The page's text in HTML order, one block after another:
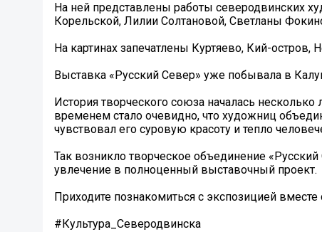
На ней представлены работы северодвинских
Корельской, Лилии Солтановой, Светланы
На картинах запечатлены Куртяево, Кий-остров,
Выставка «Русский Север» уже побывала в
История творческого союза началась
временем стало очевидно, что художниц
чувствовал его суровую красоту и тепло
Так возникло творческое объединение
увлечение в полноценный выставочный проект.
Приходите познакомиться с экспозицией вместе
#Культура_Северодвинска